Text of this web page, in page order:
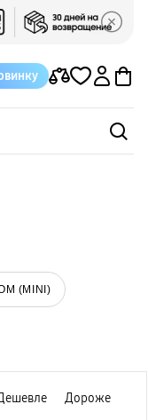
(MINI)
Дороже